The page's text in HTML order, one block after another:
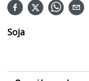
Soja